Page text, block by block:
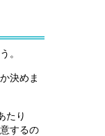
。
決めま
たり
するの